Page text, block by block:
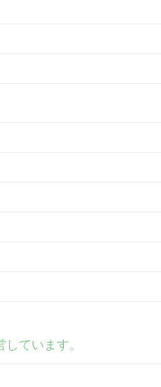
ています。